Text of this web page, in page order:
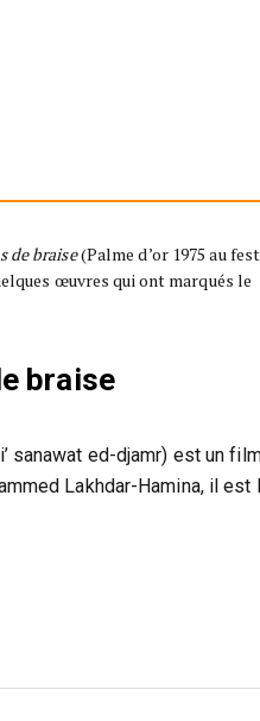
de braise(Palme d’or 1975 au
œuvres qui ont marqués le
braise
sanawat ed-djamr) est un
Lakhdar-Hamina, il est